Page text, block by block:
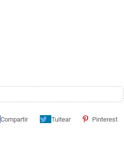
Compartir Tuitear Pinterest